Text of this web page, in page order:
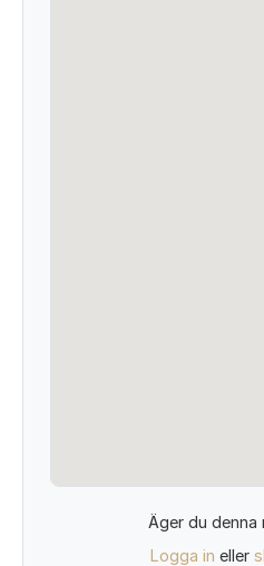
Äger du denna
Logga in eller